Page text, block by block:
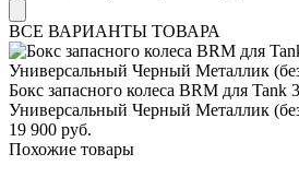
ВСЕ ВАРИАНТЫ ТОВАРА
Бокс запасного колеса BRM для Tank
Универсальный Черный Металлик
19 900 руб.
Похожие товары